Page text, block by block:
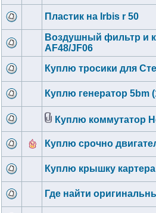
Пластик на Irbis r 50
Воздушный фильтр и
AF48/JF06
Куплю тросики для
Куплю генератор 5bm
Куплю коммутатор
Куплю срочно
Куплю крышку
Где найти